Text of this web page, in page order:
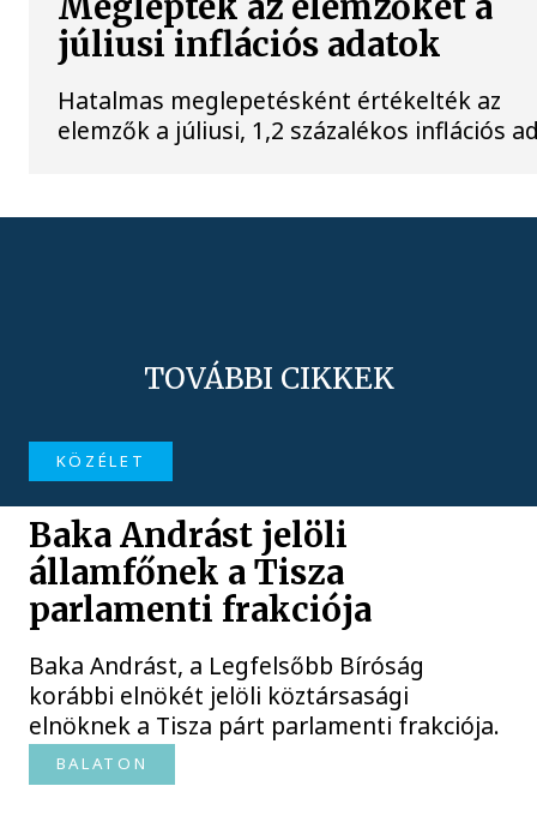
júliusi inflációs adatok
Hatalmas meglepetésként értékelték az
elemzők a júliusi, 1,2 százalékos inflációs
TOVÁBBI CIKKEK
KÖZÉLET
Baka Andrást jelöli
államfőnek a Tisza
parlamenti frakciója
Baka Andrást, a Legfelsőbb Bíróság
korábbi elnökét jelöli köztársasági
elnöknek a Tisza párt parlamenti frakciója.
BALATON